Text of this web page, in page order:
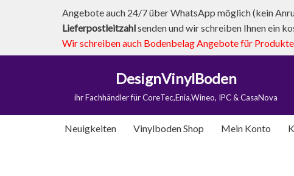
Angebote auch 24/7 über WhatsApp möglich (kein
Lieferpostleitzahlsenden und wir schreiben Ihnen ein
Wir schreiben auch Bodenbelag Angebote für
DesignVinylBoden
ihr Fachhändler für CoreTec,Enia,Wineo, IPC & CasaNova
Neuigkeiten Vinylboden Shop Mein Konto